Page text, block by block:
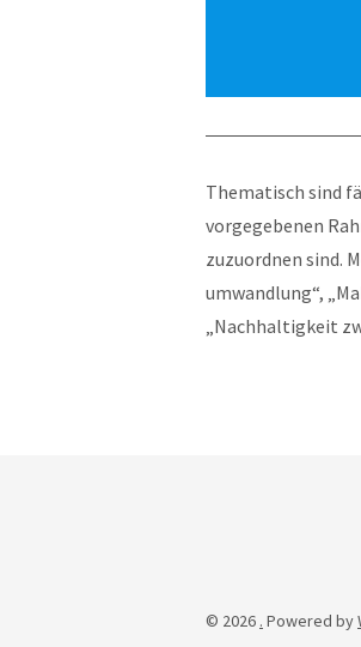
Thematisch sind
vorgegebenen
zuzuordnen sind.
umwandlung“,
„Nachhaltigkeit
© 2026 . Powered by